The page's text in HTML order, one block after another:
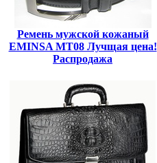
Ремень мужской кожаный
EMINSA MT08 Лучщая цена!
Распродажа